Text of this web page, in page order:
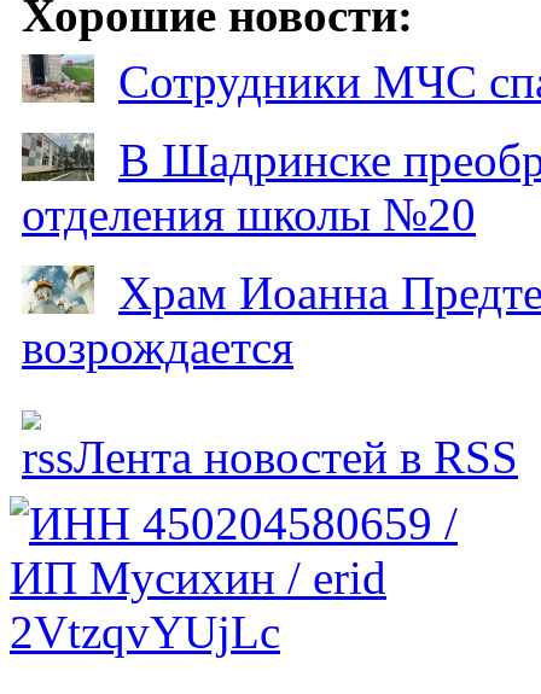
Хорошие новости:
Сотрудники МЧС
В Шадринске
отделения школы №20
Храм Иоанна
возрождается
Лента новостей в RSS